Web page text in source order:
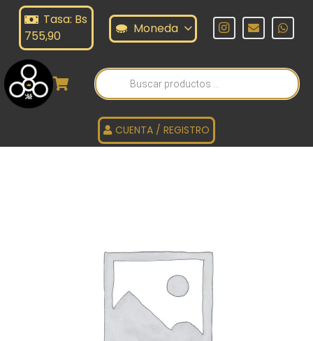
Tasa: Bs
755,90
Moneda
Búsqueda
de
productos
CUENTA / REGISTRO